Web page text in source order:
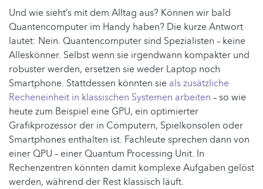
Und wie sieht’s mit dem Alltag aus? Können wir bald
Quantencomputer im Handy haben? Die kurze Antwort
lautet: Nein. Quantencomputer sind Spezialisten – keine
Alleskönner. Selbst wenn sie irgendwann kompakter und
robuster werden, ersetzen sie weder Laptop noch
Smartphone. Stattdessen könnten sie als zusätzliche
Recheneinheit in klassischen Systemen arbeiten – so wie
heute zum Beispiel eine GPU, ein optimierter
Grafikprozessor der in Computern, Spielkonsolen oder
Smartphones enthalten ist. Fachleute sprechen dann von
einer QPU – einer Quantum Processing Unit. In
Rechenzentren könnten damit komplexe Aufgaben gelöst
werden, während der Rest klassisch läuft.